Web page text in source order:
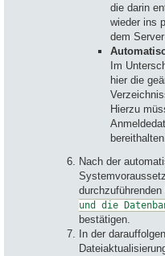
die darin
wieder ins
dem Server
Im
hier die
Hierzu
bereithalten.
Nach der
und die
bestätigen.
In der